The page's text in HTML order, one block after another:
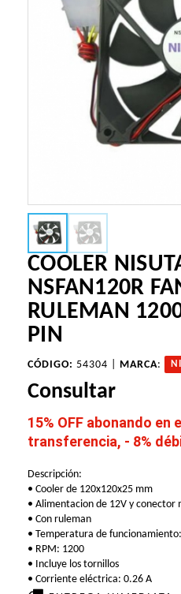
COOLER
NSFAN120R
RULEMAN
PIN
CÓDIGO: 54304 | MARCA:
Consultar
15% OFF abonando en
transferencia, - 8%
Descripción:
• Cooler de 120x120x25 mm
• Alimentacion de 12V y conector
• Con ruleman
• Temperatura de funcionamiento:
• RPM: 1200
• Incluye los tornillos
• Corriente eléctrica: 0.26 A